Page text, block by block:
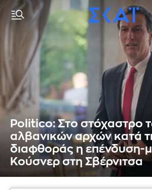
Politico: Στο στόχαστρο
αλβανικών αρχών κατά
διαφθοράς η επένδυση-
Κούσνερ στη Σβέρνιτσα